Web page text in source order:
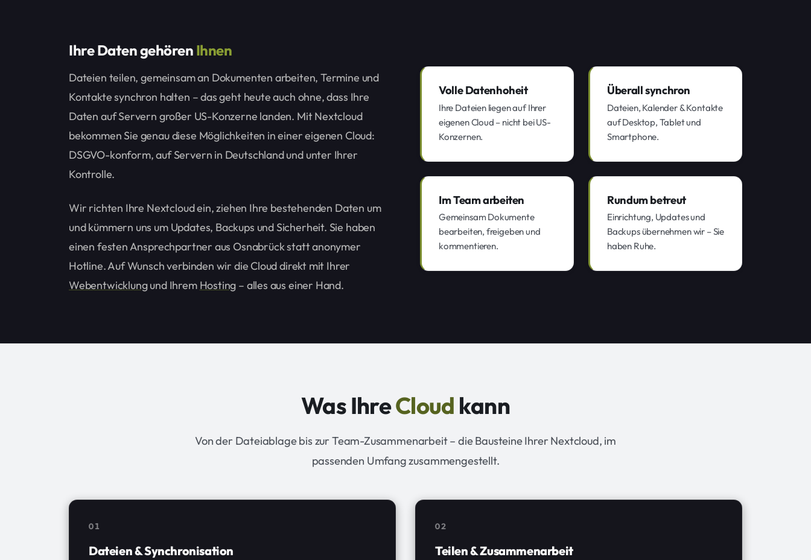
Ihre Daten gehören Ihnen
Dateien teilen, gemeinsam an Dokumenten arbeiten, Termine und
Kontakte synchron halten – das geht heute auch ohne, dass Ihre
Daten auf Servern großer US-Konzerne landen. Mit Nextcloud
bekommen Sie genau diese Möglichkeiten in einer eigenen Cloud:
DSGVO-konform, auf Servern in Deutschland und unter Ihrer
Kontrolle.
Wir richten Ihre Nextcloud ein, ziehen Ihre bestehenden Daten um
und kümmern uns um Updates, Backups und Sicherheit. Sie haben
einen festen Ansprechpartner aus Osnabrück statt anonymer
Hotline. Auf Wunsch verbinden wir die Cloud direkt mit Ihrer
Webentwicklungund Ihrem Hosting – alles aus einer Hand.
Volle Datenhoheit
Ihre Dateien liegen auf Ihrer
eigenen Cloud – nicht bei US-
Konzernen.
Überall synchron
Dateien, Kalender & Kontakte
auf Desktop, Tablet und
Smartphone.
Im Team arbeiten
Gemeinsam Dokumente
bearbeiten, freigeben und
kommentieren.
Rundum betreut
Einrichtung, Updates und
Backups übernehmen wir – Sie
haben Ruhe.
Was IhreCloud kann
Von der Dateiablage bis zur Team-Zusammenarbeit – die Bausteine Ihrer Nextcloud, im
passenden Umfang zusammengestellt.
01
Dateien & Synchronisation
02
Teilen & Zusammenarbeit